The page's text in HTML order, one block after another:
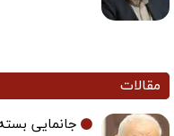
مقالات
جانمایی